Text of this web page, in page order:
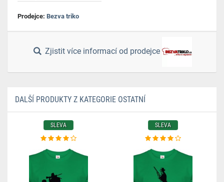
Prodejce: Bezva triko
Zjistit více informací od prodejce
DALŠÍ PRODUKTY Z KATEGORIE OSTATNÍ
SLEVA SLEVA